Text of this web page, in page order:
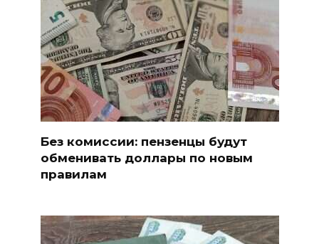
Без комиссии: пензенцы будут
обменивать доллары по новым
правилам